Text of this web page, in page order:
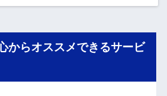
からオススメできるサービ